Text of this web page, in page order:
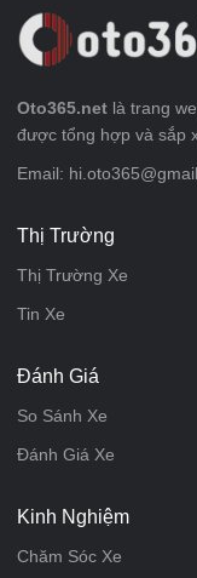
Oto365.net là trang
được tổng hợp và sắp
Email:
Thị Trường
Thị Trường Xe
Tin Xe
Đánh Giá
So Sánh Xe
Đánh Giá Xe
Kinh Nghiệm
Chăm Sóc Xe